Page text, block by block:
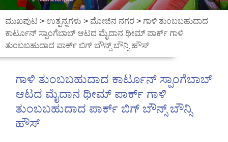
ಮುಖಪುಟ > ಉತ್ಪನ್ನಗಳು > ಮೋಜಿನ ನಗರ > ಗಾಳಿ ತುಂಬಬಹುದಾದ
ಕಾರ್ಟೂನ್ ಸ್ಪಾಂಗೆಬಾಬ್ ಆಟದ ಮೈದಾನ ಥೀಮ್ ಪಾರ್ಕ್ ಗಾಳಿ
ತುಂಬಬಹುದಾದ ಪಾರ್ಕ್ ಬಿಗ್ ಬೌನ್ಸ್ ಬೌನ್ಸಿ ಹೌಸ್
ಗಾಳಿ ತುಂಬಬಹುದಾದ ಕಾರ್ಟೂನ್ ಸ್ಪಾಂಗೆಬಾಬ್
ಆಟದ ಮೈದಾನ ಥೀಮ್ ಪಾರ್ಕ್ ಗಾಳಿ
ತುಂಬಬಹುದಾದ ಪಾರ್ಕ್ ಬಿಗ್ ಬೌನ್ಸ್ ಬೌನ್ಸಿ
ಹೌಸ್